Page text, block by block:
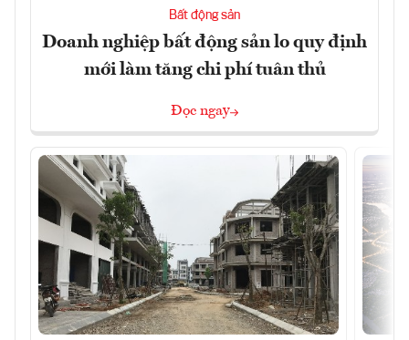
Bất động sản
Doanh nghiệp bất động sản lo quy định
mới làm tăng chi phí tuân thủ
Đọc ngay